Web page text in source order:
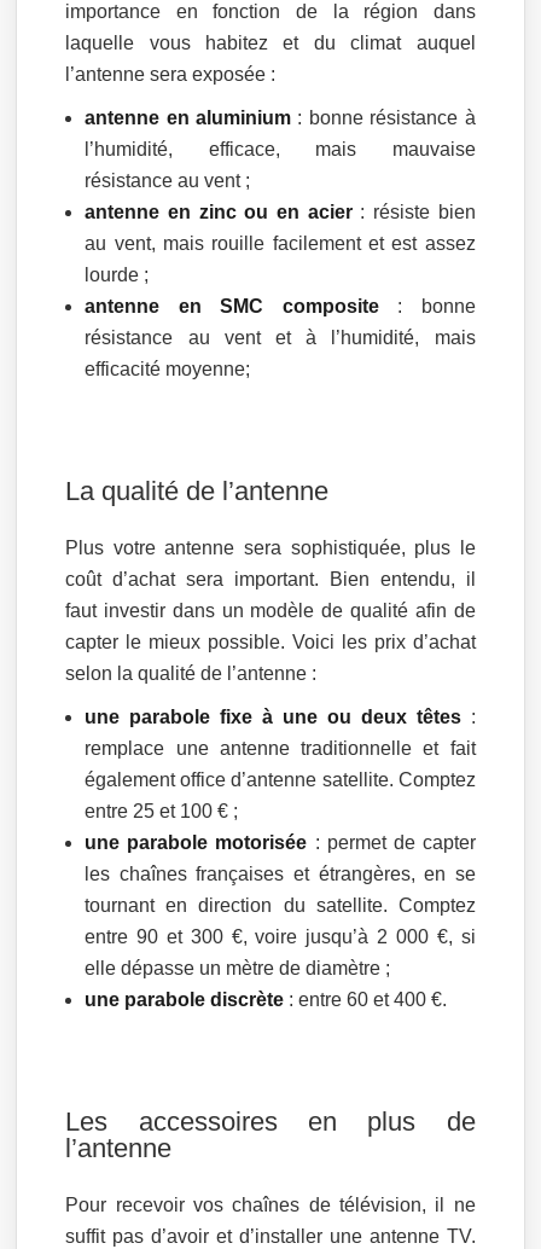
importance en fonction de la région dans
laquelle vous habitez et du climat auquel
l’antenne sera exposée :
antenne en aluminium : bonne résistance à
l’humidité, efficace, mais mauvaise
résistance au vent ;
antenne en zinc ou en acier: résiste bien
au vent, mais rouille facilement et est assez
lourde ;
antenne en SMC composite: bonne
résistance au vent et à l’humidité, mais
efficacité moyenne;
La qualité de l’antenne
Plus votre antenne sera sophistiquée, plus le
coût d’achat sera important. Bien entendu, il
faut investir dans un modèle de qualité afin de
capter le mieux possible. Voici les prix d’achat
selon la qualité de l’antenne :
une parabole fixe à une ou deux têtes:
remplace une antenne traditionnelle et fait
également office d’antenne satellite. Comptez
entre 25 et 100 € ;
une parabole motorisée : permet de capter
les chaînes françaises et étrangères, en se
tournant en direction du satellite. Comptez
entre 90 et 300 €, voire jusqu’à 2 000 €, si
elle dépasse un mètre de diamètre ;
une parabole discrète : entre 60 et 400 €.
Les accessoires en plus de
l’antenne
Pour recevoir vos chaînes de télévision, il ne
suffit pas d’avoir et d’installer une antenne TV.